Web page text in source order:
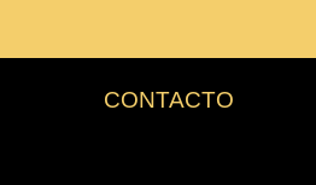
CONTACTO